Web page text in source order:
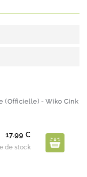
(officielle) - Wiko Cink
Prix
17.99 €
de stock